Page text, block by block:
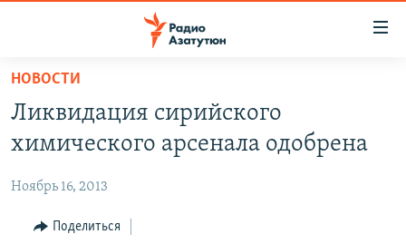
Перейти
основному
содержанию
навигации
НОВОСТИ
ОБЩЕСТВО
ЭКОНОМИКА
НОВОСТИ
Ликвидация сирийского
химического арсенала одобрена
Ноябрь 16, 2013
Поделиться